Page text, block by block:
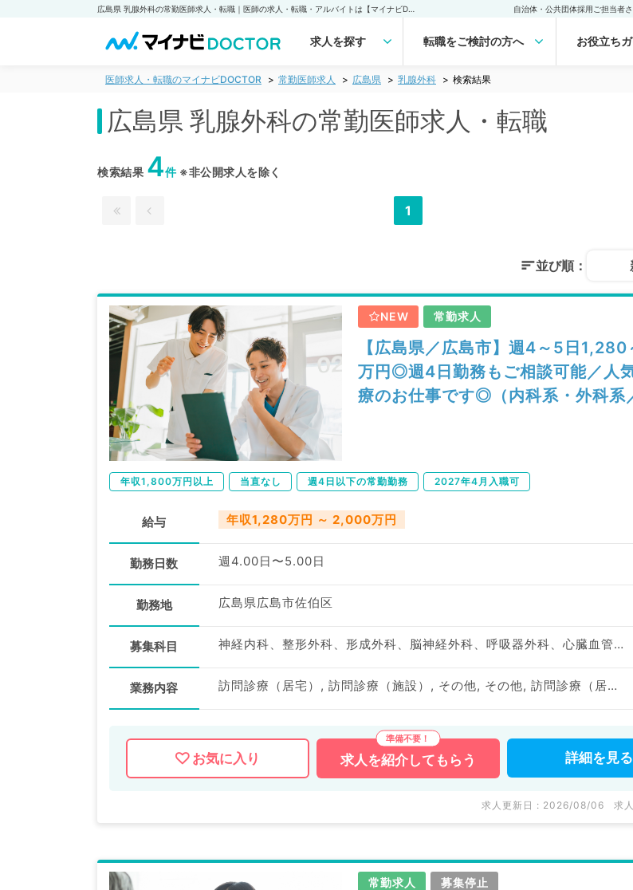
自治体・公共団体採用ご担当者
求人を探す 転職をご検討の方へ お役立ち
医師求人・転職のマイナビDOCTOR 常勤医師求人 広島県 乳腺外科 検索結果
広島県 乳腺外科の常勤医師求人・転職
検索結果 4件※非公開求人を除く
1
並び順：
NEW 常勤求人
【広島県／広島市】週4～5日
万円◎週4日勤務もご相談可能／人
療のお仕事です◎（内科系・外科系
年収1,800万円以上 当直なし 週4日以下の常勤勤務 2027年4月入職可
給与 年収1,280万円 ～ 2,000万円
勤務日数 週4.00日〜5.00日
勤務地 広島県広島市佐伯区
募集科目 神経内科、整形外科、形成外科、脳神経外科、呼吸器外科、心臓血管外科、泌尿器科、一般内科、循環器内科、呼吸器内科、消化器内科、内分泌・代謝内科、腎臓内科、老年内科、血液内科、外科系全般、一般外科、消化器外科、乳腺外科、膠原病科、大腸・肛門外科
業務内容 訪問診療（居宅）, 訪問診療（施設）, その他, その他, 訪問診療（居宅）, 訪問診療（施設）
お気に入り 求人を紹介してもらう 詳細を 見る
求人更新日 : 2026/08/06 求
常勤求人 募集停止